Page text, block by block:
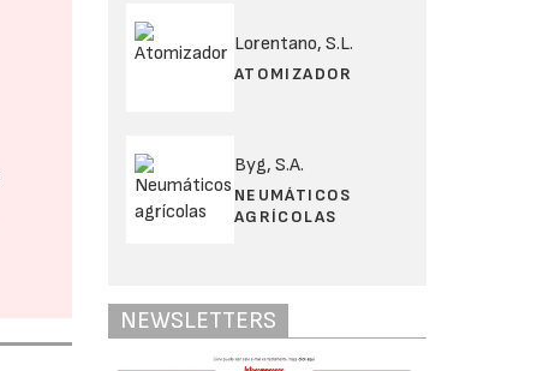
Lorentano, S.L.
ATOMIZADOR
Byg, S.A.
NEUMÁTICOS
AGRÍCOLAS
NEWSLETTERS